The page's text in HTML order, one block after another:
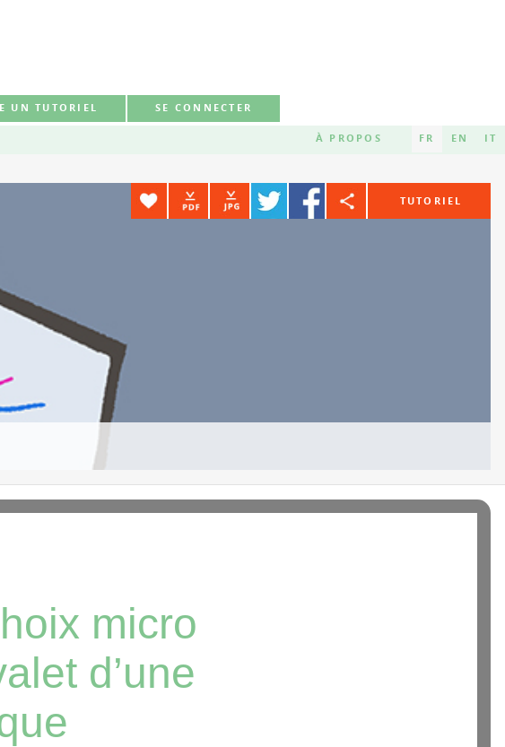
UN TUTORIEL SE CONNECTER
À PROPOS FR EN IT
Favorite TUTORIEL
micro
d’une